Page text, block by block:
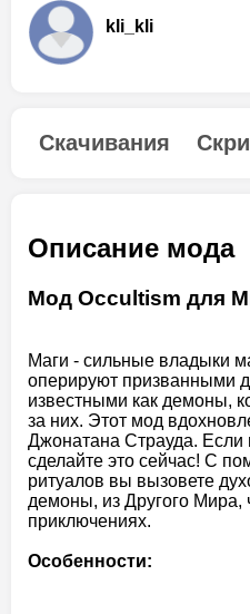
kli_kli
Скачивания
Описание мода
Мод Occultism для
Маги - сильные владыки
оперируют призванными
известными как демоны,
за них. Этот мод
Джонатана Страуда. Если
сделайте это сейчас! С
ритуалов вы вызовете
демоны, из Другого
приключениях.
Особенности: